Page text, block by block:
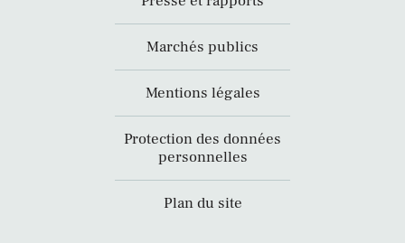
Marchés publics
Mentions légales
Protection des données
personnelles
Plan du site